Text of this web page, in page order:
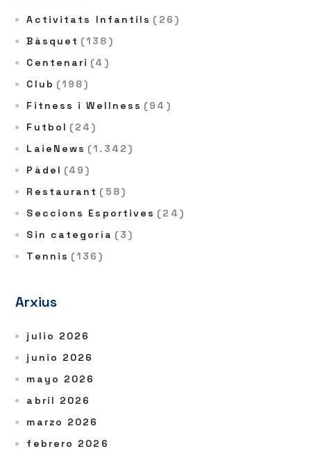
Activitats Infantils (26)
Bàsquet (138)
Centenari (4)
Club (198)
Fitness i Wellness (94)
Futbol (24)
LaieNews (1.342)
Pàdel (49)
Restaurant (58)
Seccions Esportives (24)
Sin categoría (3)
Tennis (136)
Arxius
julio 2026
junio 2026
mayo 2026
abril 2026
marzo 2026
febrero 2026